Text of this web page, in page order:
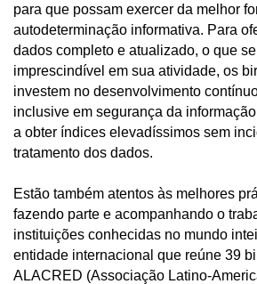
para que possam exercer da melhor
autodeterminação informativa. Para
dados completo e atualizado, o que
imprescindível em sua atividade, os
investem no desenvolvimento
inclusive em segurança da
a obter índices elevadíssimos sem
tratamento dos dados.
Estão também atentos às melhores
fazendo parte e acompanhando o
instituições conhecidas no mundo
entidade internacional que reúne 39
ALACRED (Associação Latino-